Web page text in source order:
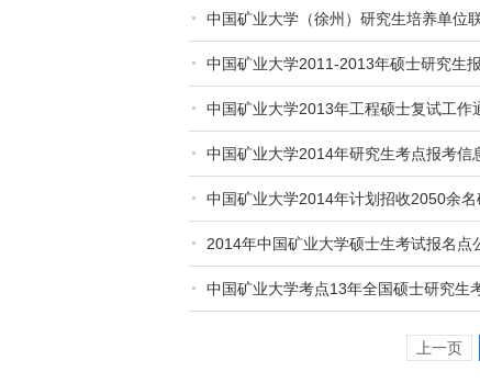
中国矿业大学（徐州）研究生培养单位
中国矿业大学2011-2013年硕士研究生
中国矿业大学2013年工程硕士复试工作
中国矿业大学2014年研究生考点报考信
中国矿业大学2014年计划招收2050余名
2014年中国矿业大学硕士生考试报名点
中国矿业大学考点13年全国硕士研究生
上一页